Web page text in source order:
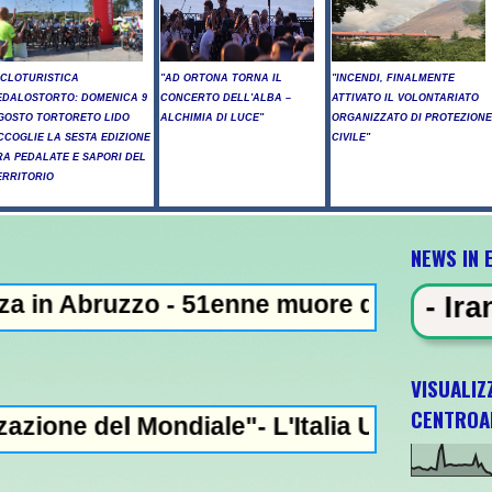
DOMENICA 9
TORTORETO LIDO
LA SESTA EDIZIONE
PEDALATE E SAPORI DEL
"AD ORTONA TORNA IL
CONCERTO DELL'ALBA –
ALCHIMIA DI LUCE"
"INCENDI, FINALMENTE
ATTIVATO IL VOLONTARIATO
ORGANIZZATO DI PROTEZIONE
CIVILE"
- 51enne muore dopo lo schianto
L'Italia U21 il 5 ottobre a
NEWS IN
IN EVIDENZA - Iran: